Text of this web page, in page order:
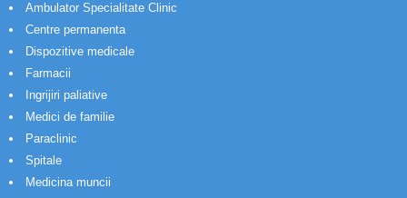
Ambulator Specialitate Clinic
Centre permanenta
Dispozitive medicale
Farmacii
Ingrijiri paliative
Medici de familie
Paraclinic
Spitale
Medicina muncii